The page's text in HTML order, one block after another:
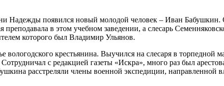
Надежды появился новый молодой человек – Иван Бабушкин.
в этом учебном заведении, а слесарь
которого был Владимир Ульянов.
крестьянина. Выучился на слесаря в торпедной
с редакцией газеты «Искра», много раз был
расстреляли члены военной экспедиции,